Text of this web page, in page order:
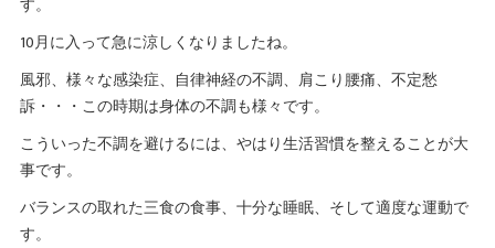
す。
10月に入って急に涼しくなりましたね。
風邪、様々な感染症、自律神経の不調、肩こり腰痛、不定愁
訴・・・この時期は身体の不調も様々です。
こういった不調を避けるには、やはり生活習慣を整えることが大
事です。
バランスの取れた三食の食事、十分な睡眠、そして適度な運動で
す。